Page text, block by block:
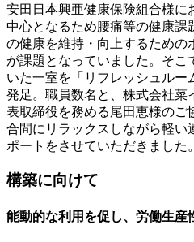
安田日本興亜健康保険組合様に
中心となるため腰痛等の健康課
の健康を維持・向上するための
が課題となっていました。そこ
いた一室を「リフレッシュル
発足。職員数名と、株式会社菜
表取締役を務める尾田恵様のご
合間にリラックスしながら軽い
ポートをさせていただきました。
構築に向けて
能動的な利用を促し、労働生産